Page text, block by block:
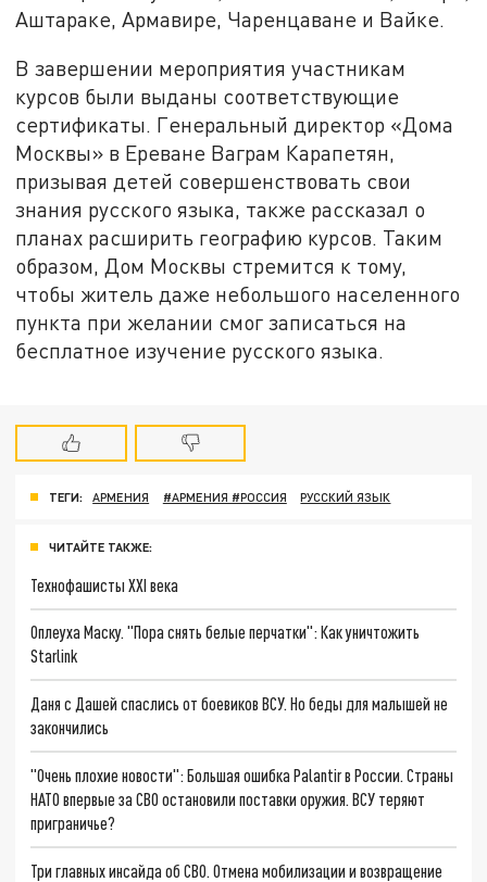
Аштараке, Армавире, Чаренцаване и Вайке.
В завершении мероприятия участникам
курсов были выданы соответствующие
сертификаты. Генеральный директор «Дома
Москвы» в Ереване Ваграм Карапетян,
призывая детей совершенствовать свои
знания русского языка, также рассказал о
планах расширить географию курсов. Таким
образом, Дом Москвы стремится к тому,
чтобы житель даже небольшого населенного
пункта при желании смог записаться на
бесплатное изучение русского языка.
ТЕГИ: АРМЕНИЯ #АРМЕНИЯ #РОССИЯ РУССКИЙ ЯЗЫК
ЧИТАЙТЕ ТАКЖЕ:
Технофашисты XXI века
Оплеуха Маску. "Пора снять белые перчатки": Как уничтожить
Starlink
Даня с Дашей спаслись от боевиков ВСУ. Но беды для малышей не
закончились
"Очень плохие новости": Большая ошибка Palantir в России. Страны
НАТО впервые за СВО остановили поставки оружия. ВСУ теряют
приграничье?
Три главных инсайда об СВО. Отмена мобилизации и возвращение